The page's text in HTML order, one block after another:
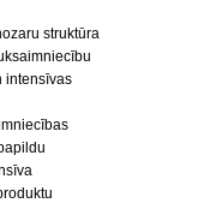
struktūra
intensīvas